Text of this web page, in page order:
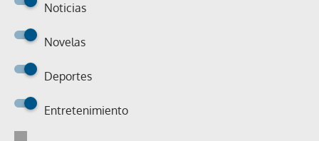
Noticias
Novelas
Deportes
Entretenimiento